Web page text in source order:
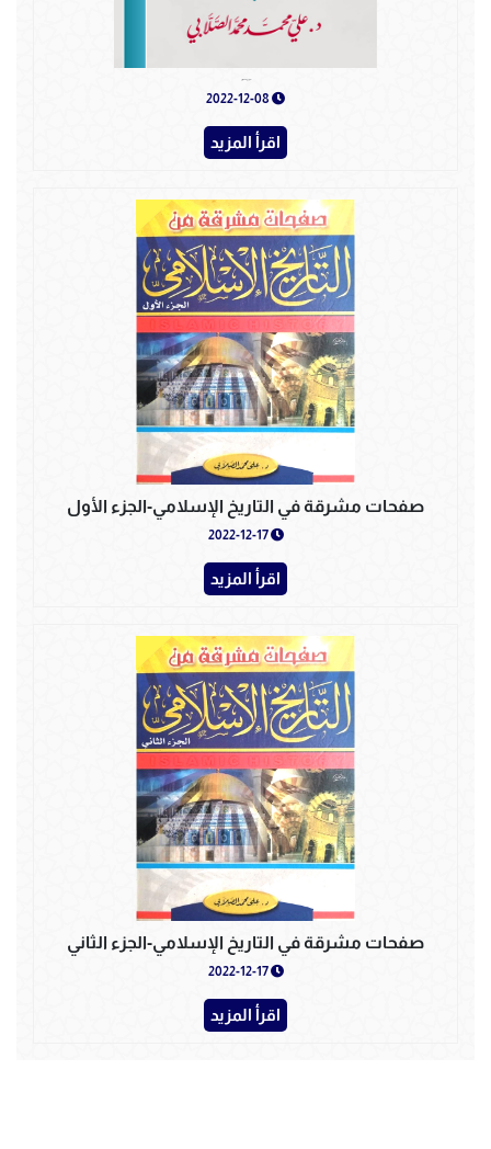
اقرأ المزيد
صفحات مشرقة في التاريخ الإسلامي-الجزء الأول
2022-12-17
اقرأ المزيد
صفحات مشرقة في التاريخ الإسلامي-الجزء الثاني
2022-12-17
اقرأ المزيد